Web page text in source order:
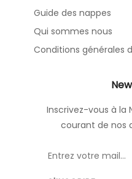
Guide des nappes
Qui sommes nous
Conditions générales
Inscrivez-vous à la
courant de nos